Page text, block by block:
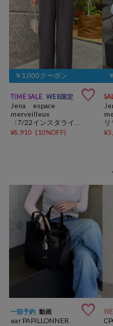
￥1,000クーポン
TIME SALE WEB限定 
Jena espace
merveilleux
¥8,910 (10%OFF)
¥
一部予約 動画 
ear PAPILLONNER